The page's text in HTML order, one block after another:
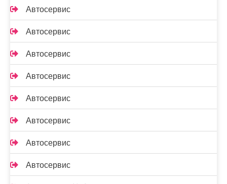
Автосервис
Автосервис
Автосервис
Автосервис
Автосервис
Автосервис
Автосервис
Автосервис